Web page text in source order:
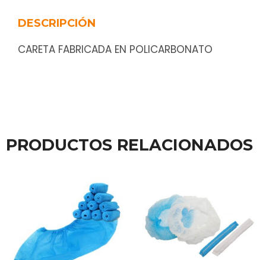
DESCRIPCIÓN
CARETA FABRICADA EN POLICARBONATO
PRODUCTOS RELACIONADOS